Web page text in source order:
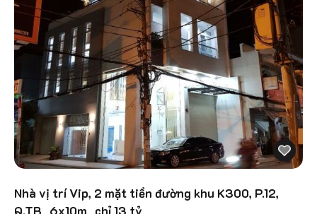
Nhà vị trí Vip, 2 mặt tiền đường khu K300, P.12,
Q.TB_6x10m_chỉ 13 tỷ